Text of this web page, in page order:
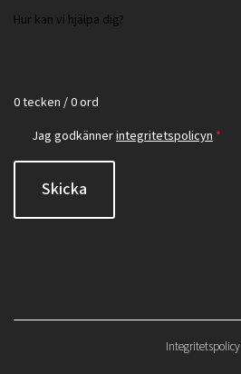
0 tecken / 0 ord
Jag godkännerintegritetspolicyn *
Skicka
Integritetspolicy